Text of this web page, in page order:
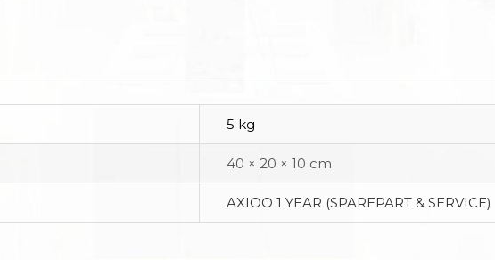
5 kg
40 × 20 × 10 cm
AXIOO 1 YEAR (SPAREPART & SERVICE)